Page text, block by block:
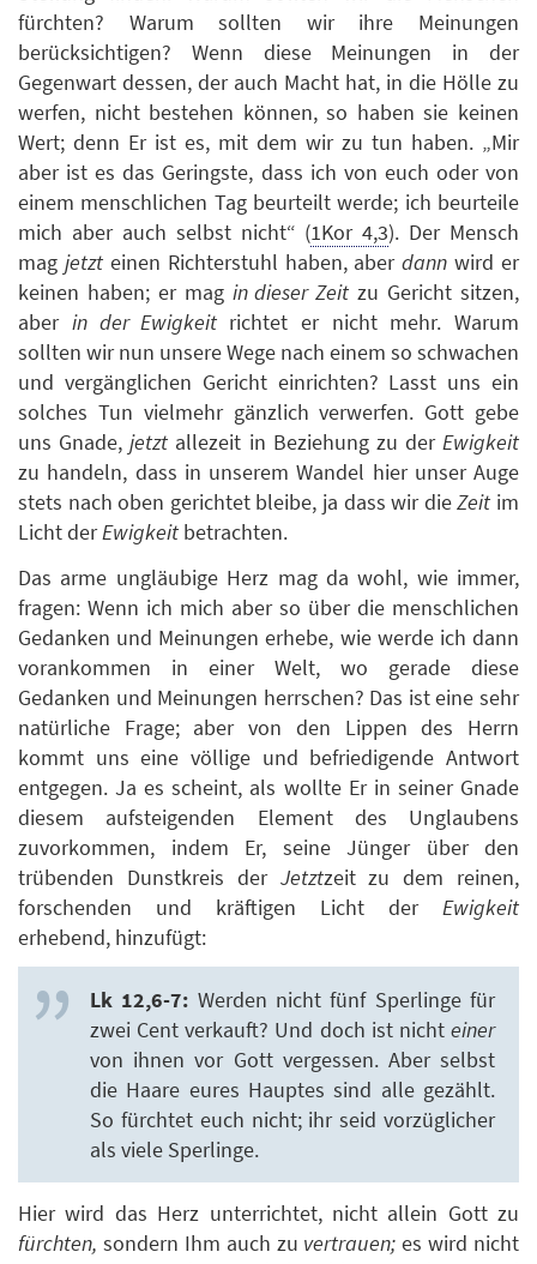
fürchten? Warum sollten wir ihre Meinungen
berücksichtigen? Wenn diese Meinungen in der
Gegenwart dessen, der auch Macht hat, in die Hölle zu
werfen, nicht bestehen können, so haben sie keinen
Wert; denn Er ist es, mit dem wir zu tun haben. „Mir
aber ist es das Geringste, dass ich von euch oder von
einem menschlichen Tag beurteilt werde; ich beurteile
mich aber auch selbst nicht“ (1Kor 4,3). Der Mensch
mag jetzteinen Richterstuhl haben, aberdann wird er
keinen haben; er mag in dieser Zeit zu Gericht sitzen,
aber in der Ewigkeit richtet er nicht mehr. Warum
sollten wir nun unsere Wege nach einem so schwachen
und vergänglichen Gericht einrichten? Lasst uns ein
solches Tun vielmehr gänzlich verwerfen. Gott gebe
uns Gnade,jetzt allezeit in Beziehung zu der Ewigkeit
zu handeln, dass in unserem Wandel hier unser Auge
stets nach oben gerichtet bleibe, ja dass wir dieZeit im
Licht derEwigkeit betrachten.
Das arme ungläubige Herz mag da wohl, wie immer,
fragen: Wenn ich mich aber so über die menschlichen
Gedanken und Meinungen erhebe, wie werde ich dann
vorankommen in einer Welt, wo gerade diese
Gedanken und Meinungen herrschen? Das ist eine sehr
natürliche Frage; aber von den Lippen des Herrn
kommt uns eine völlige und befriedigende Antwort
entgegen. Ja es scheint, als wollte Er in seiner Gnade
diesem aufsteigenden Element des Unglaubens
zuvorkommen, indem Er, seine Jünger über den
trübenden Dunstkreis der Jetztzeit zu dem reinen,
forschenden und kräftigen Licht der Ewigkeit
erhebend, hinzufügt:
Lk 12,6-7: Werden nicht fünf Sperlinge für
zwei Cent verkauft? Und doch ist nicht einer
von ihnen vor Gott vergessen. Aber selbst
die Haare eures Hauptes sind alle gezählt.
So fürchtet euch nicht; ihr seid vorzüglicher
als viele Sperlinge.
Hier wird das Herz unterrichtet, nicht allein Gott zu
fürchten, sondern Ihm auch zu vertrauen; es wird nicht